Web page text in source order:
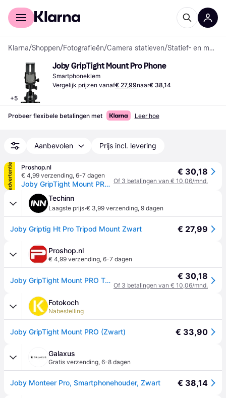
Voor shoppers
Klarna/Shoppen/Fotografieën/Camera statieven/ Statief- en monopod-accessoires
+5
Joby GripTight Mount Pro Phone
Smartphoneklem
Vergelijk prijzen vanaf€ 27,99naar€ 38,14
Probeer flexibele betalingen met Leer hoe
Aanbevolen Prijs incl. levering
advertentie
Proshop.nl
€ 4,99 verzending, 6-7 dagen
Joby GripTight Mount PRO Telefoon
€ 30,18
Of 3 betalingen van € 10,06/mnd.
Techinn
Laagste prijs·€ 3,99 verzending, 9 dagen
Joby Griptig Ht Pro Tripod Mount Zwart € 27,99
Proshop.nl
€ 4,99 verzending, 6-7 dagen
Joby GripTight Mount PRO Telefoon € 30,18
Of 3 betalingen van € 10,06/mnd.
Fotokoch
Nabestelling
Joby GripTight Mount PRO (Zwart) € 33,90
Galaxus
Gratis verzending, 6-8 dagen
Joby Monteer Pro, Smartphonehouder, Zwart € 38,14